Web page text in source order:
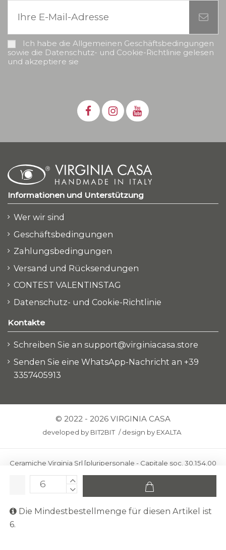
Die Mindestbestellmenge für diesen Artikel ist
6.
Ich habe die Allgemeinen Geschäftsbedingungen
sowie die Datenschutz- und Cookie-Richtlinie gelesen
und akzeptiere sie
Informationen und Unterstützung
Wer wir sind
Geschäftsbedingungen
Zahlungsbedingungen
Versand und Rücksendungen
CONTEST VALENTINSTAG
Datenschutz- und Cookie-Richtlinie
Kontakte
Schreiben Sie an support@virginiacasa.store
Senden Sie eine WhatsApp-Nachricht an +39
3357405913
© 2022 - 2026 VIRGINIA CASA
developed by BIT2BIT /design by EXALTA
Ceramiche Virginia Srl [pluripersonale - Capitale soc. 30.154,00
euro i.v.] - Via Virginio 378 – 50025 Montespertoli, loc. Anselmo
ceramichevirginia@pec.it